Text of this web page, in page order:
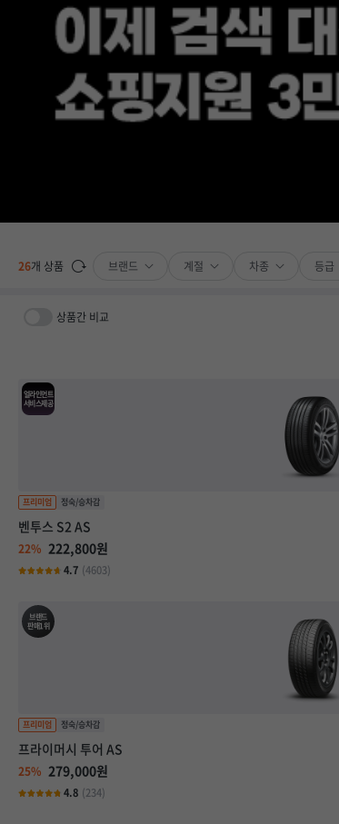
26개 상품 브랜드 계절 차종 등급
상품간 비교
얼라인먼트
서비스제공
벤투스 S2 AS
22% 222,800원
4.7 (4603)
브랜드
판매1위
프라이머시 투어 AS
25% 279,000원
4.8 (234)